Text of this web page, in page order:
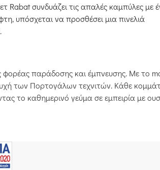
συνδυάζει τις απαλές καμπύλες με
υπόσχεται να προσθέσει μια πινελιά
φορέας παράδοσης και έμπνευσης. Με το
των Πορτογάλων τεχνιτών. Κάθε
το καθημερινό γεύμα σε εμπειρία με
από μια αγορά. Είναι μια επένδυση στην
από το τραπέζι. Κάθε σετ